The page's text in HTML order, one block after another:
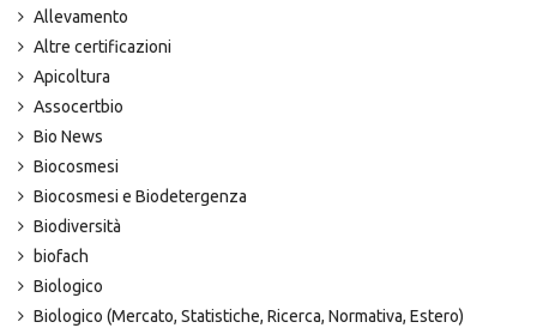
Allevamento
Altre certificazioni
Apicoltura
Assocertbio
Bio News
Biocosmesi
Biocosmesi e Biodetergenza
Biodiversità
biofach
Biologico
Biologico (Mercato, Statistiche, Ricerca, Normativa, Estero)